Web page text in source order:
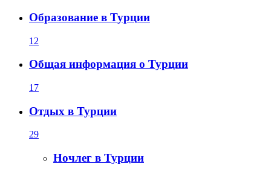
Образование в Турции
12
Общая информация о Турции
17
Отдых в Турции
29
Ночлег в Турции